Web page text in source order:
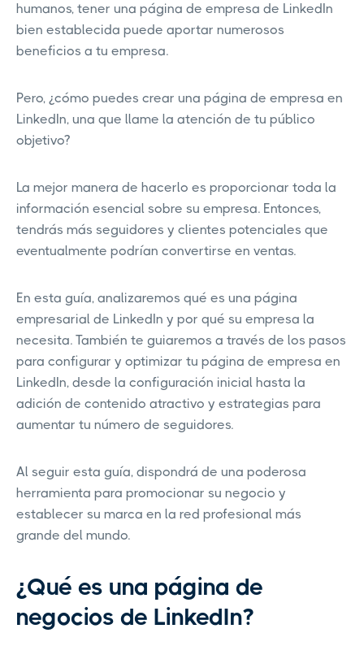
humanos, tener una página de empresa de LinkedIn
bien establecida puede aportar numerosos
beneficios a tu empresa.
Pero, ¿cómo puedes crear una página de empresa en
LinkedIn, una que llame la atención de tu público
objetivo?
La mejor manera de hacerlo es proporcionar toda la
información esencial sobre su empresa. Entonces,
tendrás más seguidores y clientes potenciales que
eventualmente podrían convertirse en ventas.
En esta guía, analizaremos qué es una página
empresarial de LinkedIn y por qué su empresa la
necesita. También te guiaremos a través de los pasos
para configurar y optimizar tu página de empresa en
LinkedIn, desde la configuración inicial hasta la
adición de contenido atractivo y estrategias para
aumentar tu número de seguidores.
Al seguir esta guía, dispondrá de una poderosa
herramienta para promocionar su negocio y
establecer su marca en la red profesional más
grande del mundo.
¿Qué es una página de
negocios de LinkedIn?